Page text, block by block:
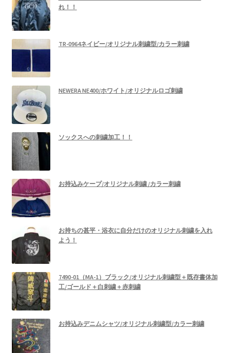
れ！！
TR-0964ネイビー/オリジナル刺繍型/カラー刺繍
NEWERA NE400/ホワイト/オリジナルロゴ刺繍
ソックスへの刺繍加工！！
お持込みケープ/オリジナル刺繍 /カラー刺繍
お持ちの甚平・浴衣に自分だけのオリジナル刺繍を入れ
よう！
7490-01（MA-1）ブラック/オリジナル刺繍型＋既存書体加
工/ゴールド＋白刺繍＋赤刺繍
お持込みデニムシャツ/オリジナル刺繍型/カラー刺繍